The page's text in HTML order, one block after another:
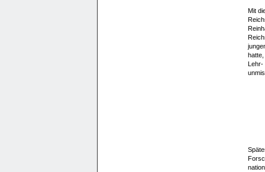
Mit
Lehr-